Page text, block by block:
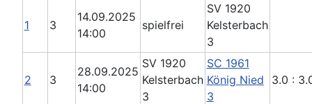
1 3
14.09.2025
14:00
spielfrei
SV 1920
Kelsterbach
3
2 3
28.09.2025
14:00
SV 1920
Kelsterbach
3
SC 1961
König Nied
3
3.0 :